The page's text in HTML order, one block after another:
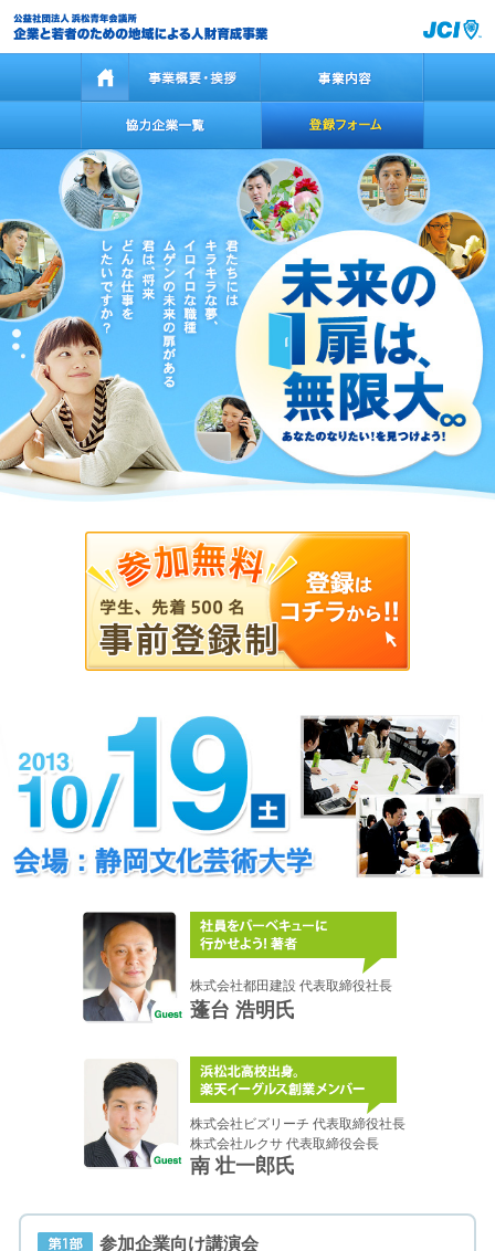
株式会社都田建設 代表取締役社長
蓬台 浩明氏
株式会社ビズリーチ 代表取締役社長
株式会社ルクサ 代表取締役会長
南 壮一郎氏
参加企業向け講演会